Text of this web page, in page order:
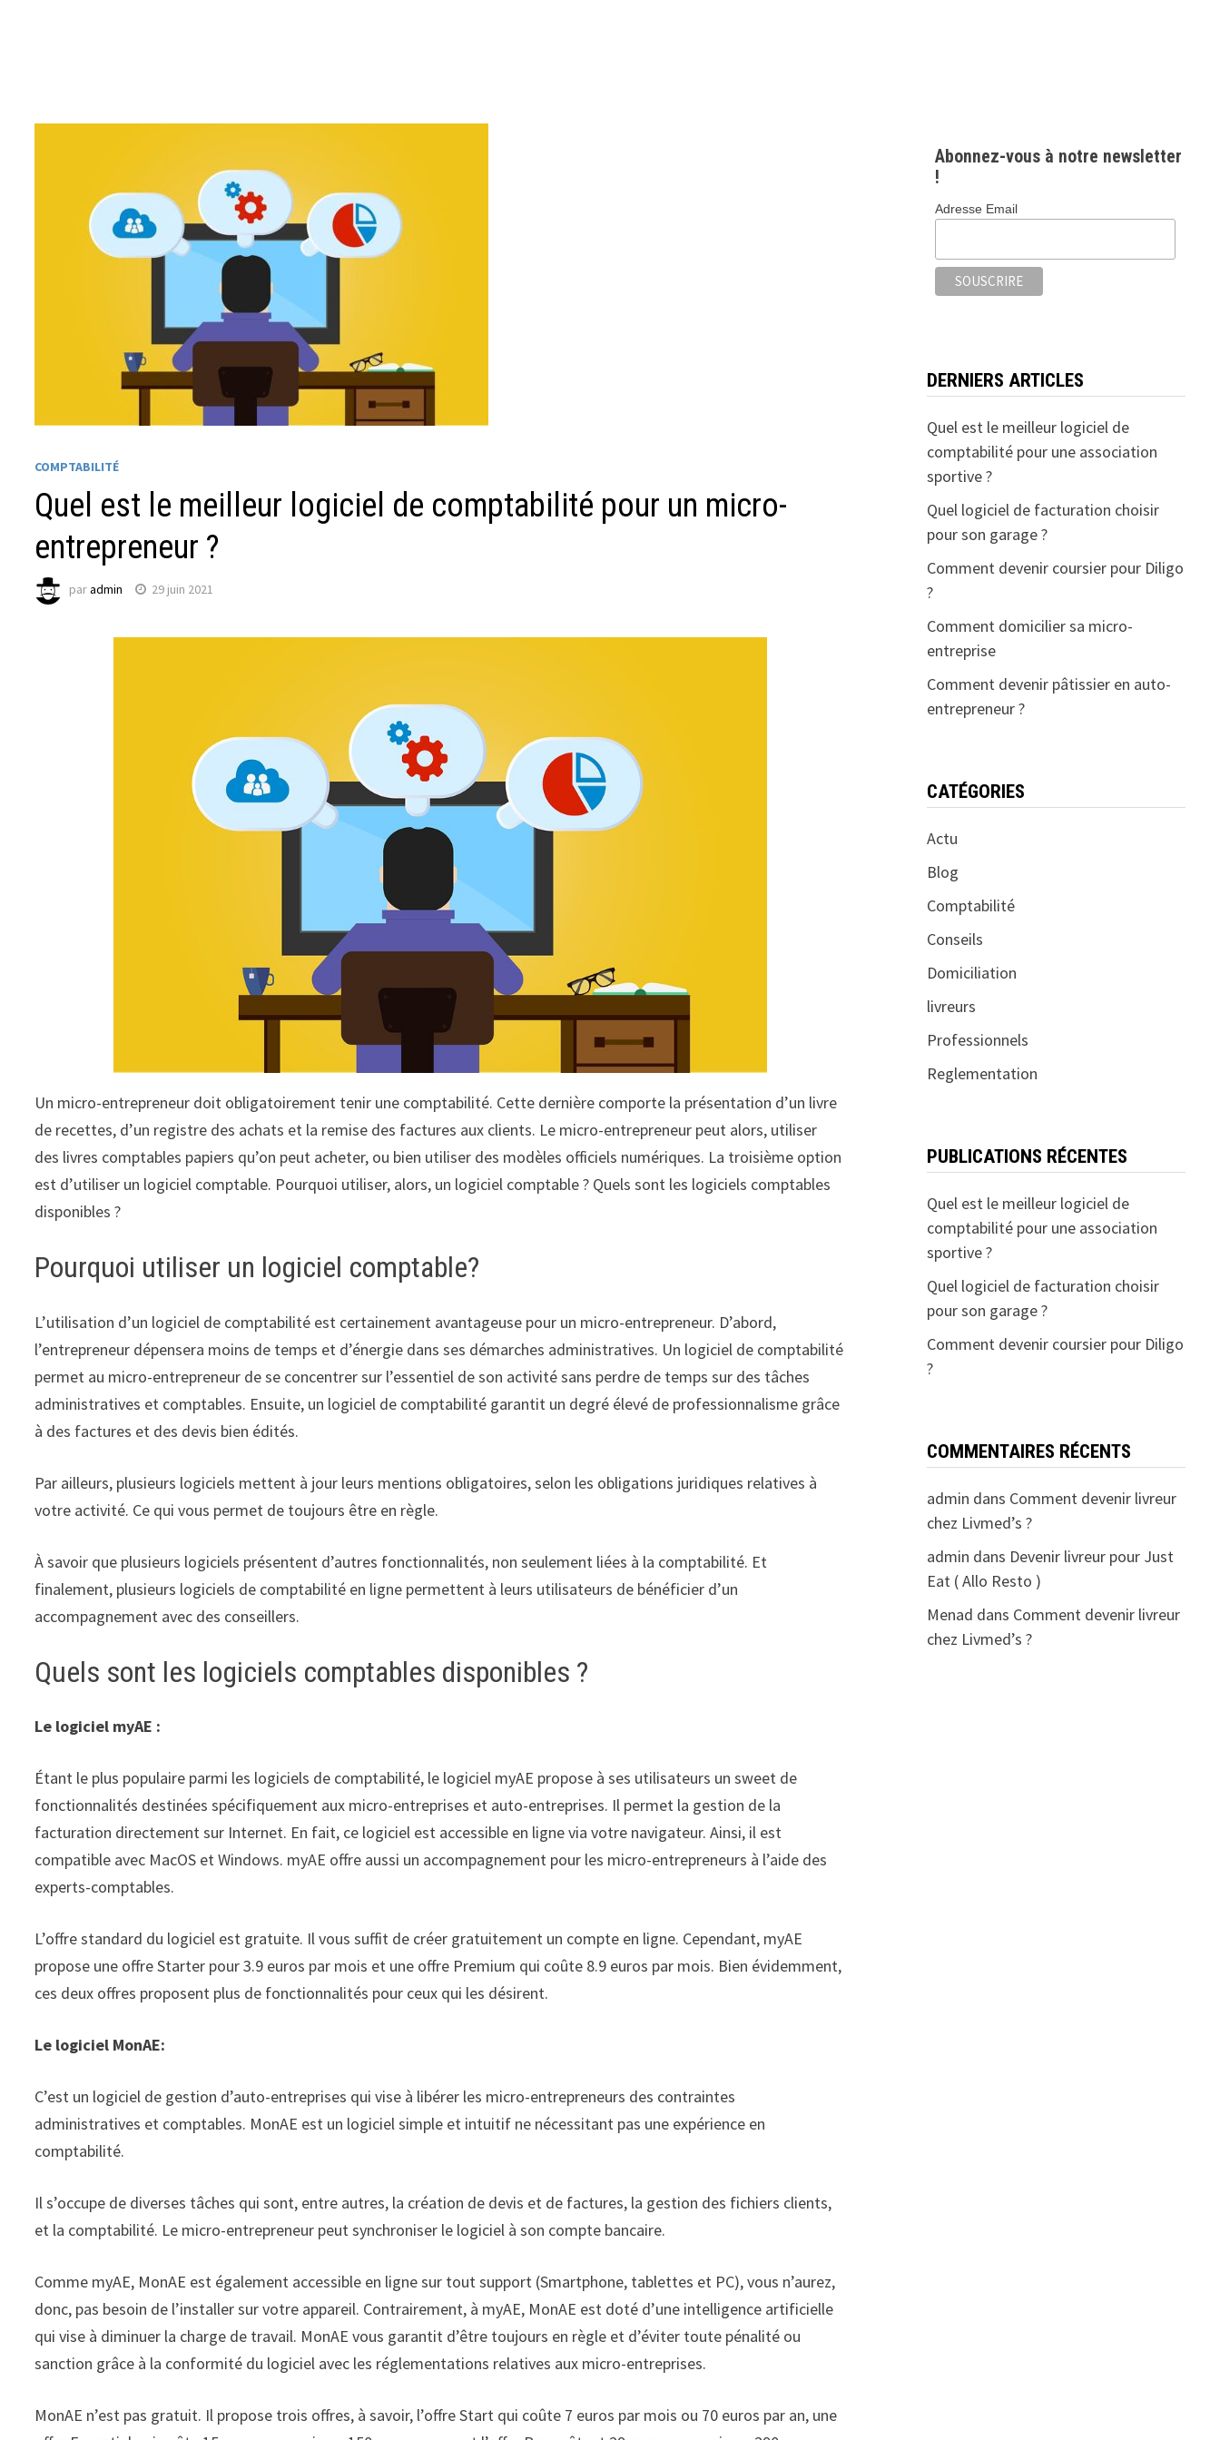
COMPTABILITÉ
Quel est le meilleur logiciel de comptabilité pour un micro-
entrepreneur ?
paradmin 29 juin 2021
Un micro-entrepreneur doit obligatoirement tenir une comptabilité. Cette dernière comporte la présentation d’un livre
de recettes, d’un registre des achats et la remise des factures aux clients. Le micro-entrepreneur peut alors, utiliser
des livres comptables papiers qu’on peut acheter, ou bien utiliser des modèles officiels numériques. La troisième option
est d’utiliser un logiciel comptable. Pourquoi utiliser, alors, un logiciel comptable ? Quels sont les logiciels comptables
disponibles ?
Pourquoi utiliser un logiciel comptable?
L’utilisation d’un logiciel de comptabilité est certainement avantageuse pour un micro-entrepreneur. D’abord,
l’entrepreneur dépensera moins de temps et d’énergie dans ses démarches administratives. Un logiciel de comptabilité
permet au micro-entrepreneur de se concentrer sur l’essentiel de son activité sans perdre de temps sur des tâches
administratives et comptables. Ensuite, un logiciel de comptabilité garantit un degré élevé de professionnalisme grâce
à des factures et des devis bien édités.
Par ailleurs, plusieurs logiciels mettent à jour leurs mentions obligatoires, selon les obligations juridiques relatives à
votre activité. Ce qui vous permet de toujours être en règle.
À savoir que plusieurs logiciels présentent d’autres fonctionnalités, non seulement liées à la comptabilité. Et
finalement, plusieurs logiciels de comptabilité en ligne permettent à leurs utilisateurs de bénéficier d’un
accompagnement avec des conseillers.
Quels sont les logiciels comptables disponibles ?
Le logiciel myAE :
Étant le plus populaire parmi les logiciels de comptabilité, le logiciel myAE propose à ses utilisateurs un sweet de
fonctionnalités destinées spécifiquement aux micro-entreprises et auto-entreprises. Il permet la gestion de la
facturation directement sur Internet. En fait, ce logiciel est accessible en ligne via votre navigateur. Ainsi, il est
compatible avec MacOS et Windows. myAE offre aussi un accompagnement pour les micro-entrepreneurs à l’aide des
experts-comptables.
L’offre standard du logiciel est gratuite. Il vous suffit de créer gratuitement un compte en ligne. Cependant, myAE
propose une offre Starter pour 3.9 euros par mois et une offre Premium qui coûte 8.9 euros par mois. Bien évidemment,
ces deux offres proposent plus de fonctionnalités pour ceux qui les désirent.
Le logiciel MonAE:
C’est un logiciel de gestion d’auto-entreprises qui vise à libérer les micro-entrepreneurs des contraintes
administratives et comptables. MonAE est un logiciel simple et intuitif ne nécessitant pas une expérience en
comptabilité.
Il s’occupe de diverses tâches qui sont, entre autres, la création de devis et de factures, la gestion des fichiers clients,
et la comptabilité. Le micro-entrepreneur peut synchroniser le logiciel à son compte bancaire.
Comme myAE, MonAE est également accessible en ligne sur tout support (Smartphone, tablettes et PC), vous n’aurez,
donc, pas besoin de l’installer sur votre appareil. Contrairement, à myAE, MonAE est doté d’une intelligence artificielle
qui vise à diminuer la charge de travail. MonAE vous garantit d’être toujours en règle et d’éviter toute pénalité ou
sanction grâce à la conformité du logiciel avec les réglementations relatives aux micro-entreprises.
MonAE n’est pas gratuit. Il propose trois offres, à savoir, l’offre Start qui coûte 7 euros par mois ou 70 euros par an, une
Abonnez-vous à notre newsletter
!
Adresse Email
DERNIERS ARTICLES
Quel est le meilleur logiciel de
comptabilité pour une association
sportive ?
Quel logiciel de facturation choisir
pour son garage ?
Comment devenir coursier pour Diligo
?
Comment domicilier sa micro-
entreprise
Comment devenir pâtissier en auto-
entrepreneur ?
CATÉGORIES
Actu
Blog
Comptabilité
Conseils
Domiciliation
livreurs
Professionnels
Reglementation
PUBLICATIONS RÉCENTES
Quel est le meilleur logiciel de
comptabilité pour une association
sportive ?
Quel logiciel de facturation choisir
pour son garage ?
Comment devenir coursier pour Diligo
?
COMMENTAIRES RÉCENTS
admin dans Comment devenir livreur
chez Livmed’s ?
admin dans Devenir livreur pour Just
Eat ( Allo Resto )
Menad dans Comment devenir livreur
chez Livmed’s ?